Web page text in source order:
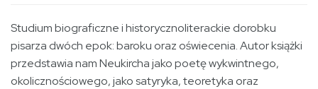
Studium biograficzne i historycznoliterackie dorobku
pisarza dwóch epok: baroku oraz oświecenia. Autor książki
przedstawia nam Neukircha jako poetę wykwintnego,
okolicznościowego, jako satyryka, teoretyka oraz